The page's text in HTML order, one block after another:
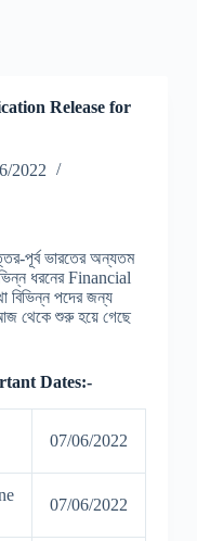
Release for
2022
পূর্ব ভারতের অন্যতম
ধরনের Financial
বিভিন্ন পদের জন্য
থেকে শুরু হয়ে গেছে
Dates:-
07/06/2022
07/06/2022